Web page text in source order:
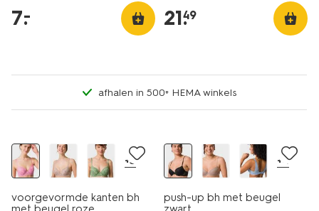
7.
– 21.
49
afhalen in 500+ HEMA winkels
+3
voorgevormde kanten bh
+4
push-up bh met beugel